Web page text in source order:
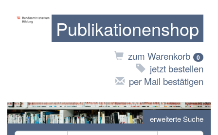
Publikationenshop
zum Warenkorb 0
jetzt bestellen
per Mail bestätigen
erweiterte Suche